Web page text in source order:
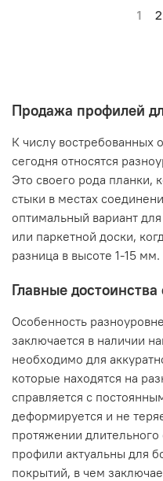
1 2
Продажа профилей
К числу востребованных
сегодня относятся
Это своего рода планки,
стыки в местах
оптимальный вариант
или паркетной доски,
разница в высоте 1-15 мм.
Главные
Особенность
заключается в наличии
необходимо для
которые находятся на
справляется с
деформируется и не
протяжении
профили актуальны для
покрытий, в чем